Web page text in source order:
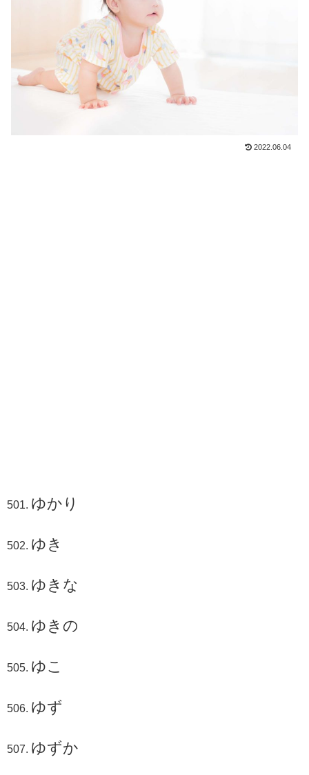
2022.06.04
ゆかり
ゆき
ゆきな
ゆきの
ゆこ
ゆず
ゆずか